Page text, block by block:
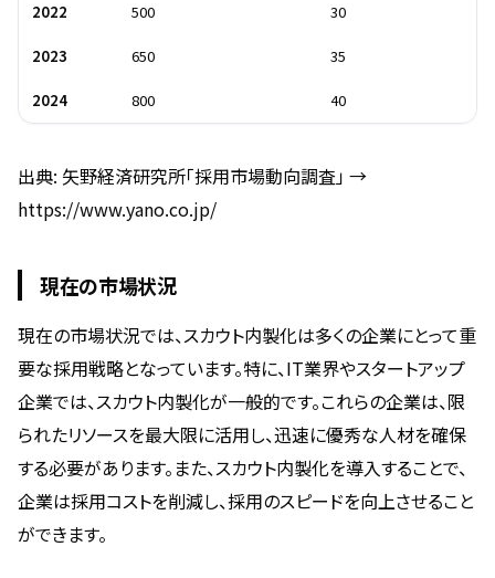
2022 500 30
2023 650 35
2024 800 40
出典: 矢野経済研究所「採用市場動向調査」 →
https://www.yano.co.jp/
現在の市場状況
現在の市場状況では、スカウト内製化は多くの企業にとって重
要な採用戦略となっています。特に、IT業界やスタートアップ
企業では、スカウト内製化が一般的です。これらの企業は、限
られたリソースを最大限に活用し、迅速に優秀な人材を確保
する必要があります。また、スカウト内製化を導入することで、
企業は採用コストを削減し、採用のスピードを向上させること
ができます。